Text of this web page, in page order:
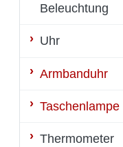
Beleuchtung
Uhr
Armbanduhr
Taschenlampe
Thermometer